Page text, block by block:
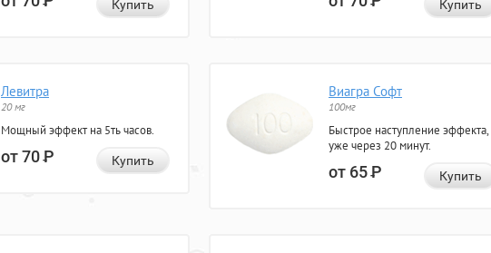
Купить Купить
Левитра
20 мг
Мощный эффект на 5ть часов.
от 70Р Купить
Виагра Софт
100мг
Быстрое наступление эффекта,
уже через 20 минут.
от 65Р Купить